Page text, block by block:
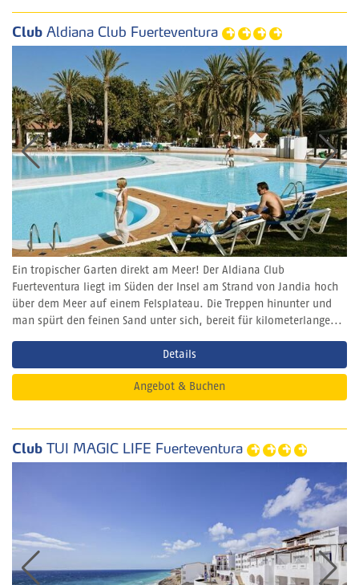
Club Aldiana Club Fuerteventura
Ein tropischer Garten direkt am Meer! Der Aldiana Club
Fuerteventura liegt im Süden der Insel am Strand von Jandia hoch
über dem Meer auf einem Felsplateau. Die Treppen hinunter und
man spürt den feinen Sand unter sich, bereit für kilometerlange...
Details
Angebot & Buchen
Club TUI MAGIC LIFE Fuerteventura